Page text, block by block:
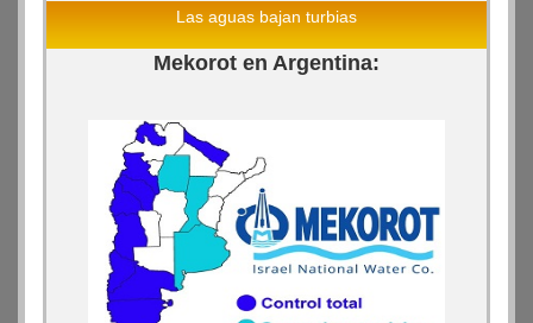
Las aguas bajan turbias
Mekorot en Argentina: